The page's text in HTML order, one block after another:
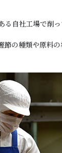
自社工場で削っ
の種類や原料